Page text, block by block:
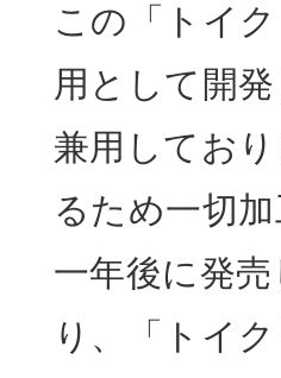
この「トイ
用として開
兼用してお
るため一切
一年後に発
り、「トイ